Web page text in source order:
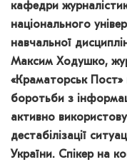
кафедри
національного
навчальної
Максим Ходушко,
«Краматорськ Пост»
боротьби з
активно
дестабілізації
України. Спікер на